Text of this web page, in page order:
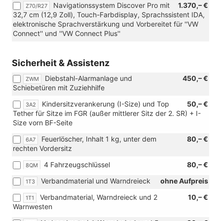
beheizbare
Frontscheibe)
Kunststoff
oder
[3LH]
Türverkleidung
mit
Inser,
Armauflage
und
Mittelarmlehne
in
Kunstleder)
PanAmericana
Paket)
Z70/R27 1.370,– €
Navigationssystem Discover Pro mit
32,7 cm (12,9 Zoll), Touch-Farbdisplay, Sprachssistent IDA,
elektronische Sprachverstärkung und Vorbereitet für ''VW
Connect'' und ''VW Connect Plus''
Sicherheit & Assistenz
ZWM 450,– €
Diebstahl-Alarmanlage und
Schiebetüren mit Zuziehhilfe
3A2 50,– €
Kindersitzverankerung (I-Size) und Top
Tether für Sitze im FGR (außer mittlerer Sitz der 2. SR) + I-
Size vorn BF-Seite
6A7 80,– €
Feuerlöscher, Inhalt 1 kg, unter dem
rechten Vordersitz
8QM 80,– €
4 Fahrzeugschlüssel
1T3 ohne Aufpreis
Verbandmaterial und Warndreieck
1T1 10,– €
Verbandmaterial, Warndreieck und 2
Warnwesten